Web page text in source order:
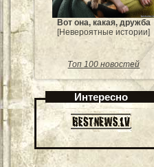
Вот она, какая, дружба
[Невероятные истории]
Топ 100 новостей
Интересно